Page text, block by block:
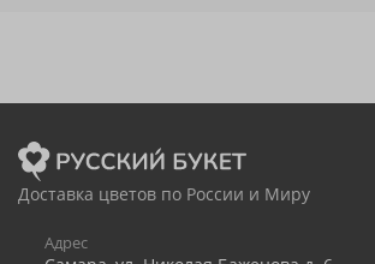
Доставка цветов по России и Миру
Адрес